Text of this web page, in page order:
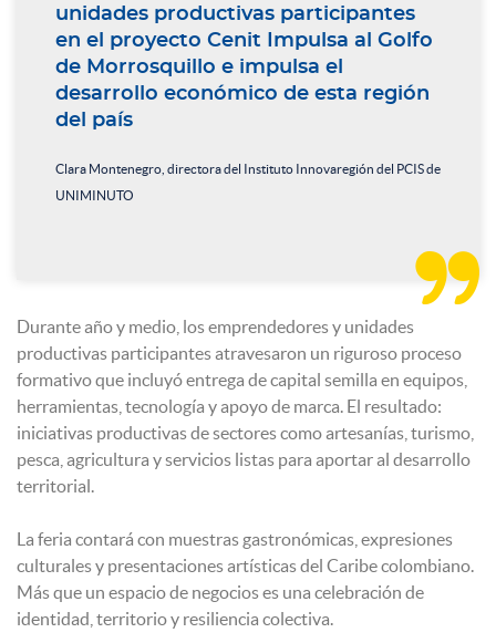
unidades productivas participantes
en el proyecto Cenit Impulsa al Golfo
de Morrosquillo e impulsa el
desarrollo económico de esta región
del país
Clara Montenegro, directora del Instituto Innovaregión del PCIS de
UNIMINUTO

Durante año y medio, los emprendedores y unidades
productivas participantes atravesaron un riguroso proceso
formativo que incluyó entrega de capital semilla en equipos,
herramientas, tecnología y apoyo de marca. El resultado:
iniciativas productivas de sectores como artesanías, turismo,
pesca, agricultura y servicios listas para aportar al desarrollo
territorial.
La feria contará con muestras gastronómicas, expresiones
culturales y presentaciones artísticas del Caribe colombiano.
Más que un espacio de negocios es una celebración de
identidad, territorio y resiliencia colectiva.